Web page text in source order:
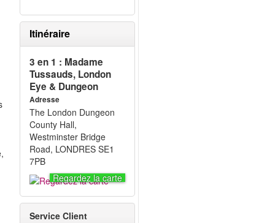
Itinéraire
3 en 1 : Madame
Tussauds, London
Eye & Dungeon
Adresse
The London Dungeon
County Hall,
Westminster Bridge
Road, LONDRES SE1
7PB
Regardez la carte
Service Client